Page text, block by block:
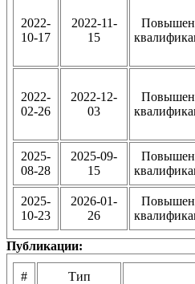
2022-
10-17
2022-11-
15
2022-
02-26
2022-12-
03
2025-
08-28
2025-09-
15
2025-
10-23
2026-01-
26
Публикации:
# Тип